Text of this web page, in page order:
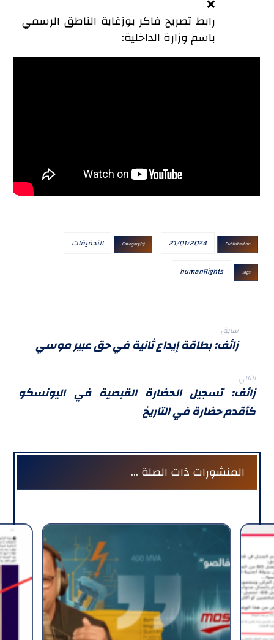
رابط تصريح فاكر بوزغاية الناطق الرسمي
باسم وزارة الداخلية:
Published on
21/01/2024
Category(s) التحقيقات
Tags
humanRights
سابق
زائف: بطاقة إيداع ثانية في حق عبير موسي
التالي
زائف: تسجيل الحضارة القبصية في اليونسكو
كأقدم حضارة في التاريخ
المنشورات ذات الصلة ...